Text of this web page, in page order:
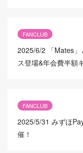
FANCLUB
2025/6/2
「Mates
ス登場&年会費半額
FANCLUB
2025/5/31 みずほ
催！